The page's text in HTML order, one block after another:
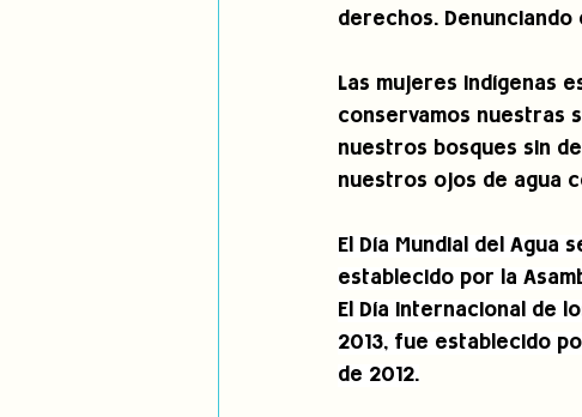
derechos.
Las mujeres indígenas
conservamos nuestras
nuestros bosques sin
nuestros ojos de agua
El Día Mundial del Agua
establecido por la
El Día Internacional de
2013, fue establecido
de 2012.